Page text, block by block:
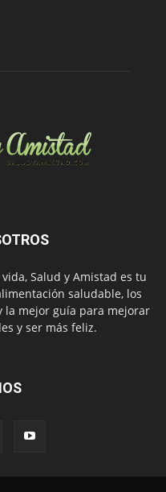
Salud y Amistad es tu
saludable, los
la mejor guía para mejorar
y ser más feliz.